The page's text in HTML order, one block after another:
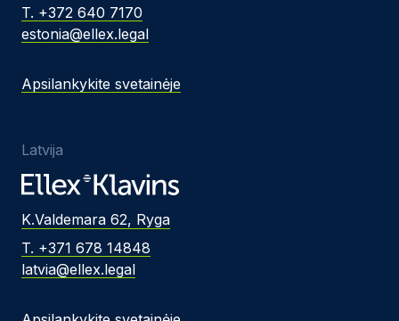
T. +372 640 7170
estonia@ellex.legal
Apsilankykite svetainėje
Latvija
K.Valdemara 62, Ryga
T. +371 678 14848
latvia@ellex.legal